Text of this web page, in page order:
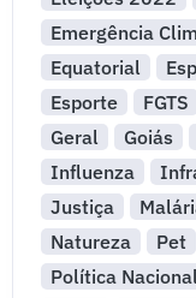
Emergência
Equatorial
Esporte
FGTS
Geral
Goiás
Influenza
Justiça
Natureza
Pet
Política